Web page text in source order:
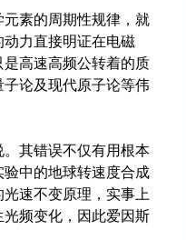
素的周期性规律，就
力直接明证在电磁
高速高频公转着的质
论及现代原子论等伟
其错误不仅有用根本
中的地球转速度合成
速不变原理，实事上
频变化，因此爱因斯